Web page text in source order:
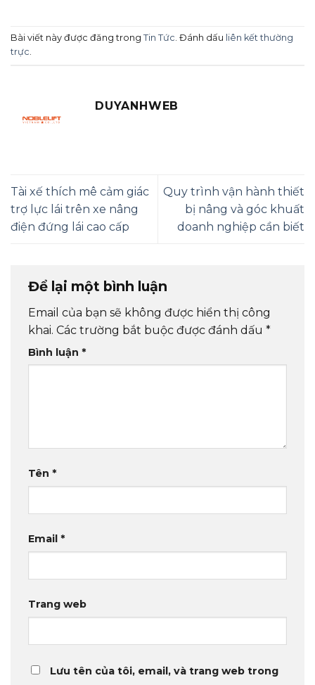
Bài viết này được đăng trong Tin Tức . Đánh dấu liên kết thường
trực
DUYANHWEB
Tài xế thích mê cảm giác
trợ lực lái trên xe nâng
điện đứng lái cao cấp
Quy trình vận hành thiết
bị nâng và góc khuất
doanh nghiệp cần biết
Để lại một bình luận
Email của bạn sẽ không được hiển thị công
khai. Các trường bắt buộc được đánh dấu *
Bình luận *
Tên *
Email *
Trang web
Lưu tên của tôi, email, và trang web trong